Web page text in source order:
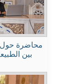
محاضرة حول
بين